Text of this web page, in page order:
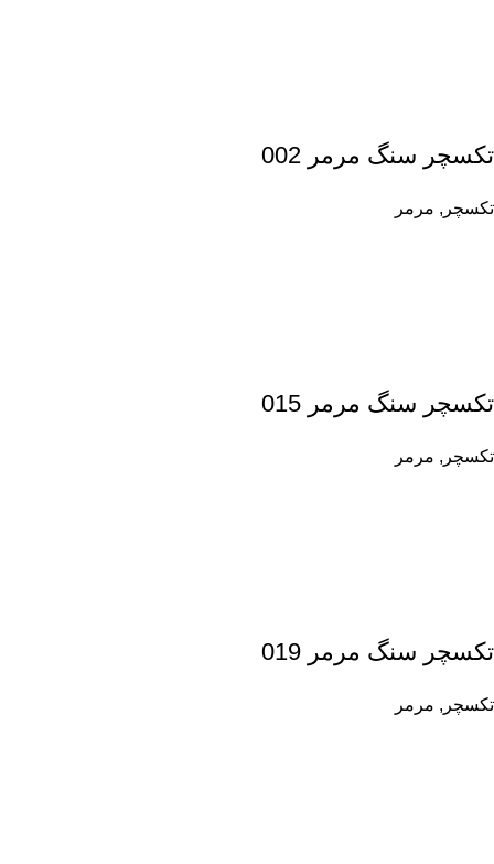
تکسچر سنگ مرمر 002
تکسچر , مرمر
تکسچر سنگ مرمر 015
تکسچر , مرمر
تکسچر سنگ مرمر 019
تکسچر , مرمر